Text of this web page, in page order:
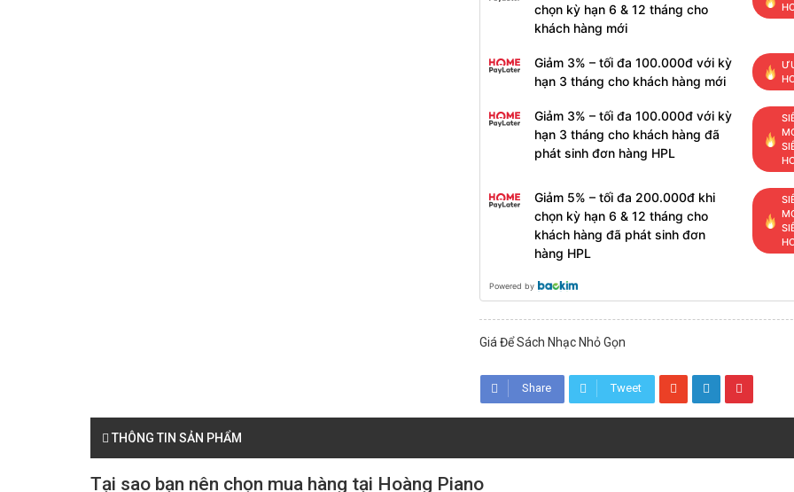
chọn kỳ hạn 6 & 12 tháng cho
khách hàng mới
Giảm 3% – tối đa 100.000đ với kỳ
hạn 3 tháng cho khách hàng mới
Giảm 3% – tối đa 100.000đ với kỳ
hạn 3 tháng cho khách hàng đã
phát sinh đơn hàng HPL
Giảm 5% – tối đa 200.000đ khi
chọn kỳ hạn 6 & 12 tháng cho
khách hàng đã phát sinh đơn
hàng HPL
Powered by
Giá Để Sách Nhạc Nhỏ Gọn
Share Tweet
THÔNG TIN SẢN PHẨM
Tại sao bạn nên chọn mua hàng tại Hoàng Piano